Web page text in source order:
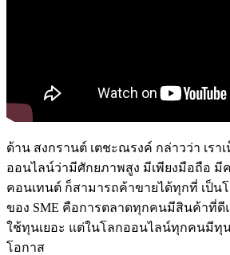
ด้าน สงกรานต์ เตชะณรงค์ กล่าวว่า เรา
ออนไลน์ว่ามีศักยภาพสูง มีเพียงมือถือ มี
คอนเทนต์ ก็สามารถค้าขายได้ทุกที่ เป็น
ของ SME คือการตลาดทุกคนมีสินค้าที่ดี
ใช้ทุนเยอะ แต่ในโลกออนไลน์ทุกคนมีทุ
โอกาส